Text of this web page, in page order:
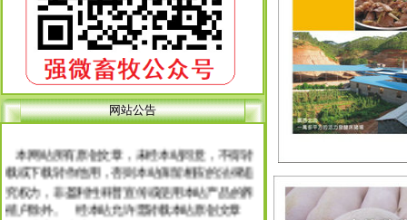
网站公告
网 站 申 明
载或下载转作他用，否则本站保留相应的法律追
究权力，非盈利性科普宣传或使用本站产品的养
殖户除外。 经本站允许需转载本站原创文章
的，请注明出处。